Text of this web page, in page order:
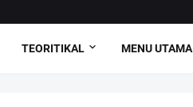
TEORITIKAL MENU UTAMA